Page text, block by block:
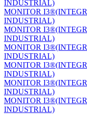
INDUSTRIAL)
MONITOR
INDUSTRIAL)
MONITOR
INDUSTRIAL)
MONITOR
INDUSTRIAL)
MONITOR
INDUSTRIAL)
MONITOR
INDUSTRIAL)
MONITOR
INDUSTRIAL)